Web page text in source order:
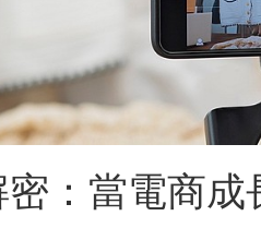
：當電商